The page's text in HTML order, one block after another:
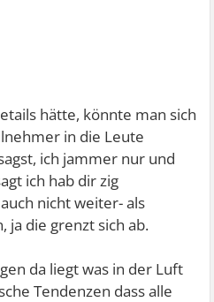
hätte, könnte man sich
in die Leute
ich jammer nur und
ich hab dir zig
nicht weiter- als
ja die grenzt sich ab.
da liegt was in der Luft
Tendenzen dass alle